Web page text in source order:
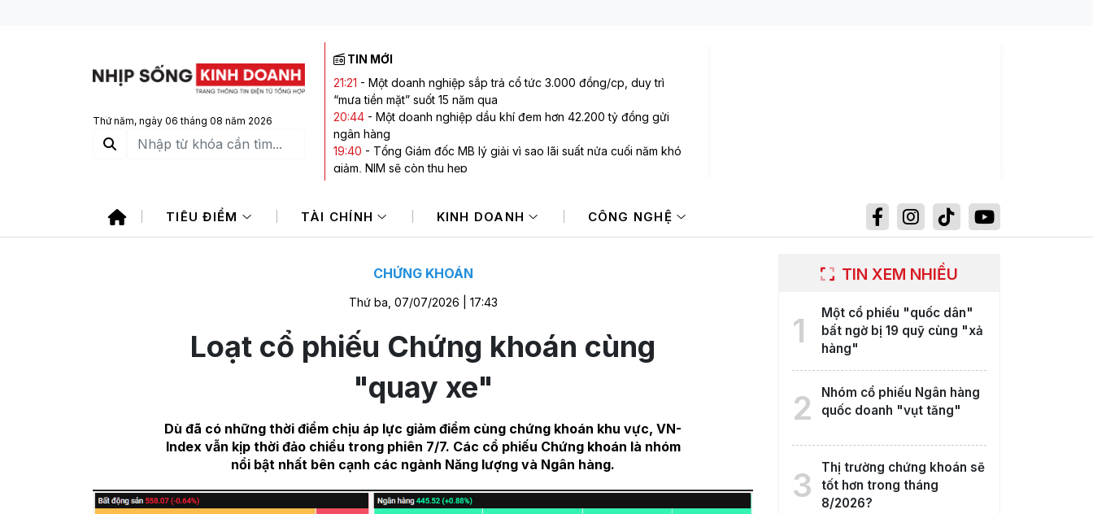
Thứ năm, ngày 06 tháng 08 năm 2026
TIN MỚI
21:21 - Một doanh nghiệp sắp trả cổ tức 3.000 đồng/cp, duy trì
“mưa tiền mặt” suốt 15 năm qua
20:44 - Một doanh nghiệp dầu khí đem hơn 42.200 tỷ đồng gửi
ngân hàng
19:40 - Tổng Giám đốc MB lý giải vì sao lãi suất nửa cuối năm khó
giảm, NIM sẽ còn thu hẹp
17:45- Một cổ phiếu bị tự doanh CTCK bán ròng 200 tỷ đồng
trong phiên Index giảm điểm
1.760 điểm
TIÊU ĐIỂM TÀI CHÍNH KINH DOANH CÔNG NGHỆ
CHỨNG KHOÁN
Thứ ba, 07/07/2026 | 17:43
Loạt cổ phiếu Chứng khoán cùng
"quay xe"
Dù đã có những thời điểm chịu áp lực giảm điểm cùng chứng khoán khu vực, VN-
Index vẫn kịp thời đảo chiều trong phiên 7/7. Các cổ phiếu Chứng khoán là nhóm
nổi bật nhất bên cạnh các ngành Năng lượng và Ngân hàng.
TIN XEM NHIỀU
1
Một cổ phiếu "quốc dân"
bất ngờ bị 19 quỹ cùng "xả
hàng"
2
Nhóm cổ phiếu Ngân hàng
quốc doanh "vụt tăng"
3
Thị trường chứng khoán sẽ
tốt hơn trong tháng
8/2026?